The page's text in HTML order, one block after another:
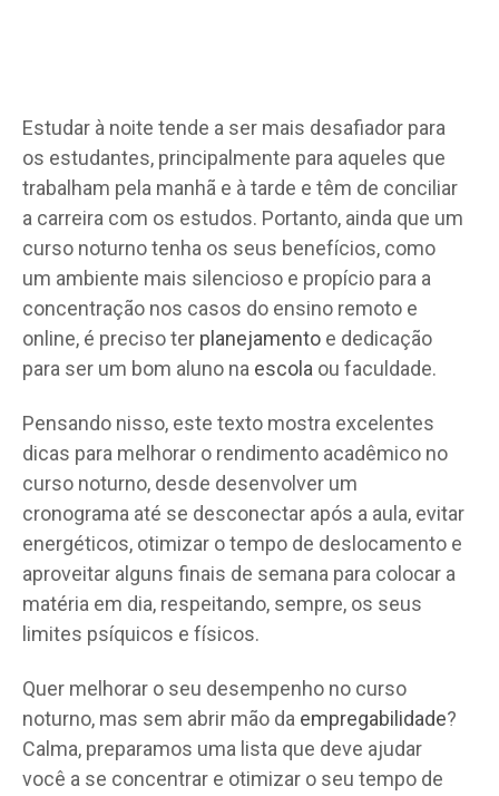
Estudar à noite tende a ser mais desafiador para
os estudantes, principalmente para aqueles que
trabalham pela manhã e à tarde e têm de conciliar
a carreira com os estudos. Portanto, ainda que um
curso noturno tenha os seus benefícios, como
um ambiente mais silencioso e propício para a
concentração nos casos do ensino remoto e
online, é preciso ter planejamento e dedicação
para ser um bom aluno na escola ou faculdade.
Pensando nisso, este texto mostra excelentes
dicas para melhorar o rendimento acadêmico no
curso noturno, desde desenvolver um
cronograma até se desconectar após a aula, evitar
energéticos, otimizar o tempo de deslocamento e
aproveitar alguns finais de semana para colocar a
matéria em dia, respeitando, sempre, os seus
limites psíquicos e físicos.
Quer melhorar o seu desempenho no curso
noturno, mas sem abrir mão da empregabilidade?
Calma, preparamos uma lista que deve ajudar
você a se concentrar e otimizar o seu tempo de